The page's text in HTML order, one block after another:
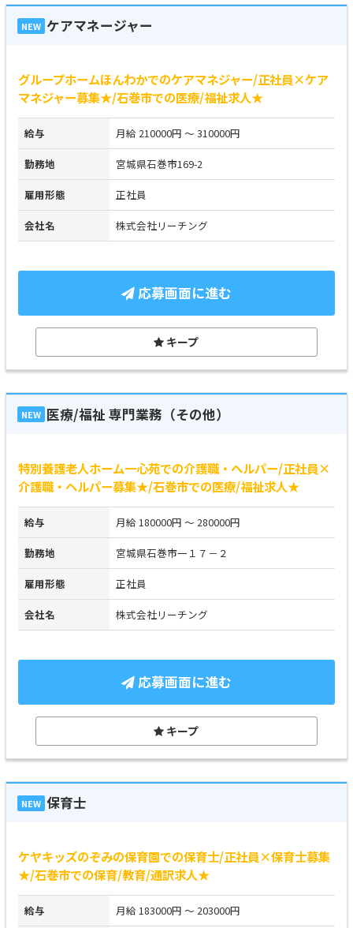
NEW ケアマネージャー
グループホームほんわかでのケアマネジャー/正社員×ケア
マネジャー募集★/石巻市での医療/福祉求人★
給与 月給 210000円 ～ 310000円
勤務地 宮城県石巻市169-2
雇用形態 正社員
会社名 株式会社リーチング
応募画面に進む
キープ
NEW 医療/福祉 専門業務（その他）
特別養護老人ホーム一心苑での介護職・ヘルパー/正社員×
介護職・ヘルパー募集★/石巻市での医療/福祉求人★
給与 月給 180000円 ～ 280000円
勤務地 宮城県石巻市一１７－２
雇用形態 正社員
会社名 株式会社リーチング
応募画面に進む
キープ
NEW 保育士
ケヤキッズのぞみの保育園での保育士/正社員×保育士募集
★/石巻市での保育/教育/通訳求人★
給与 月給 183000円 ～ 203000円